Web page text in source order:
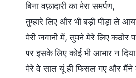
बिना वफ़ादारी का मेरा समर्पण,
तुम्हारे लिए और भी बड़ी पीड़ा ले
मेरी जवानी में, तुमने मेरे लिए कठोर
पर इसके लिए कोई भी आभार न दिया
मेरे वे साल यूं ही फिसल गए और मैंने